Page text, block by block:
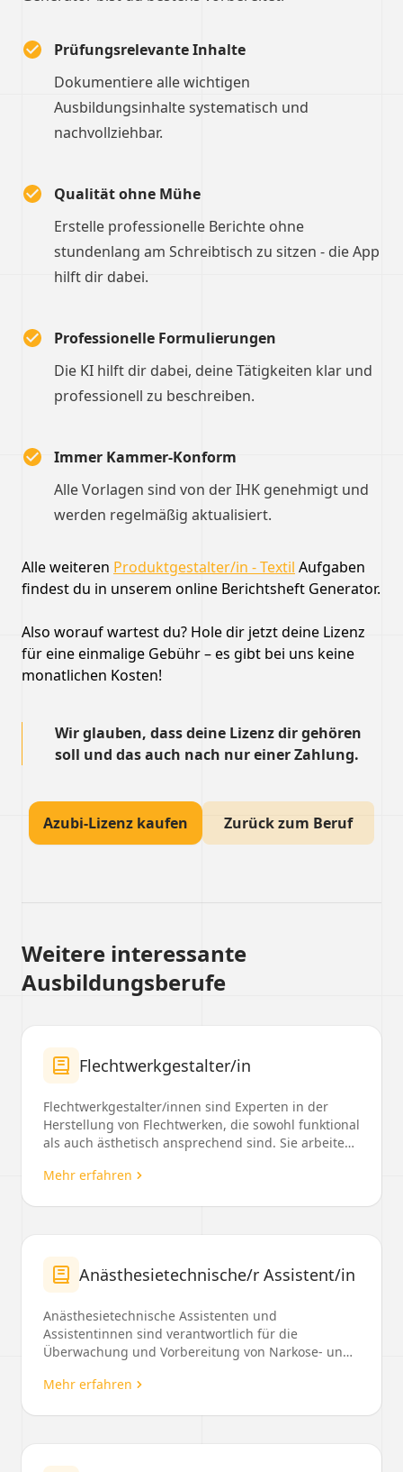
Prüfungsrelevante Inhalte
Dokumentiere alle wichtigen
Ausbildungsinhalte systematisch und
nachvollziehbar.
Qualität ohne Mühe
Erstelle professionelle Berichte ohne
stundenlang am Schreibtisch zu sitzen - die App
hilft dir dabei.
Professionelle Formulierungen
Die KI hilft dir dabei, deine Tätigkeiten klar und
professionell zu beschreiben.
Immer Kammer-Konform
Alle Vorlagen sind von der IHK genehmigt und
werden regelmäßig aktualisiert.
Alle weiteren Produktgestalter/in ‐ Textil Aufgaben
findest du in unserem online Berichtsheft Generator.
Also worauf wartest du? Hole dir jetzt deine Lizenz
für eine einmalige Gebühr – es gibt bei uns keine
monatlichen Kosten!
Wir glauben, dass deine Lizenz dir gehören
soll und das auch nach nur einer Zahlung.
Azubi-Lizenz kaufen Zurück zum Beruf
Weitere interessante
Ausbildungsberufe
Flechtwerkgestalter/in
Flechtwerkgestalter/innen sind Experten in der
Herstellung von Flechtwerken, die sowohl funktional
als auch ästhetisch ansprechend sind. Sie arbeiten
Mehr erfahren
Anästhesietechnische/r Assistent/in
Anästhesietechnische Assistenten und
Assistentinnen sind verantwortlich für die
Überwachung und Vorbereitung von Narkose- und
Mehr erfahren